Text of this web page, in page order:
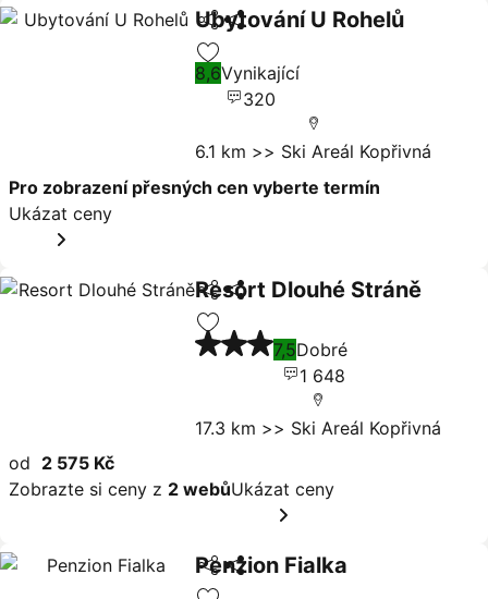
Sdílet
Přidat na seznam oblíbených
Ubytování U Rohelů
Ukázat ceny
8,6Vynikající
320
6.1 km >> Ski Areál Kopřivná
Pro zobrazení přesných cen vyberte termín
Ukázat ceny
Sdílet
Přidat na seznam oblíbených
Resort Dlouhé Stráně
Ukázat ceny
3 Počet hvězdiček
7,5Dobré
1 648
17.3 km >> Ski Areál Kopřivná
od 2 575 Kč
Zobrazte si ceny z 2 webůUkázat ceny
Sdílet
Penzion Fialka